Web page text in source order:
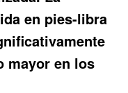
en pies-libra
mayor en los